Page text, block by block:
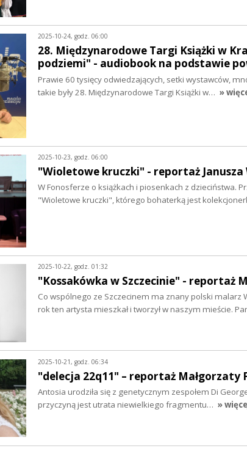
2025-10-24, godz. 06:00
28. Międzynarodowe Targi Książki w
podziemi" - audiobook na podstawie
Prawie 60 tysięcy odwiedzających, setki wystawców,
takie były 28. Międzynarodowe Targi Książki w… »
2025-10-23, godz. 06:00
"Wioletowe kruczki" - reportaż Janusza
W Fonosferze o książkach i piosenkach z dzieciństwa.
"Wioletowe kruczki", którego bohaterką jest
2025-10-22, godz. 01:32
"Kossakówka w Szczecinie" - reportaż
Co wspólnego ze Szczecinem ma znany polski malarz
rok ten artysta mieszkał i tworzył w naszym mieście.
2025-10-21, godz. 06:34
"delecja 22q11" – reportaż Małgorzaty
Antosia urodziła się z genetycznym zespołem Di
przyczyną jest utrata niewielkiego fragmentu… »